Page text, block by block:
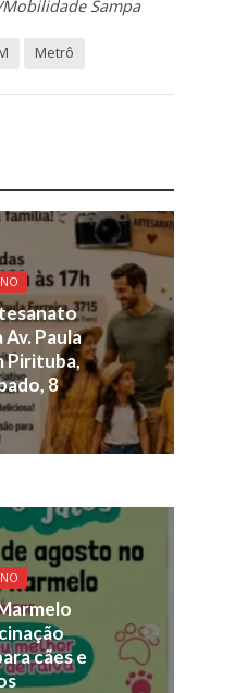
Sampa
Metrô
Paula
Pirituba,
8
cães e